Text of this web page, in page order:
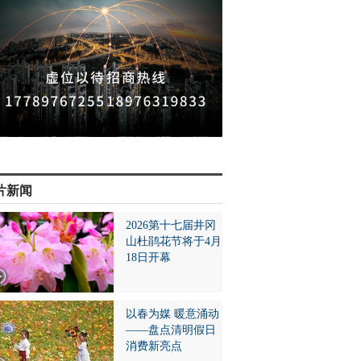
新闻
2026第十七届井冈
山杜鹃花节将于4月
18日开幕
以春为媒 暖意涌动
——盘点清明假日
消费新亮点